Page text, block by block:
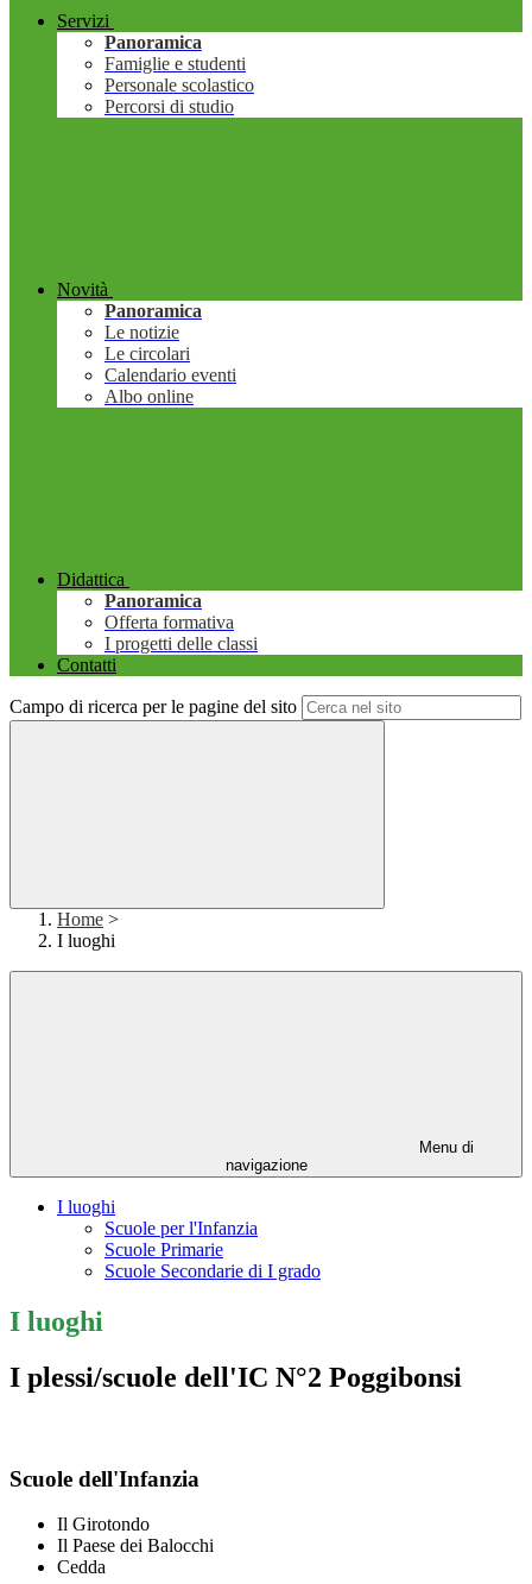
Servizi
Panoramica
Famiglie e studenti
Personale scolastico
Percorsi di studio
Novità
Panoramica
Le notizie
Le circolari
Calendario eventi
Albo online
Didattica
Panoramica
Offerta formativa
I progetti delle classi
Contatti
Campo di ricerca per le pagine del sito
Home >
I luoghi
Menu di
navigazione
I luoghi
Scuole per l'Infanzia
Scuole Primarie
Scuole Secondarie di I grado
I luoghi
I plessi/scuole dell'IC N°2 Poggibonsi
Scuole dell'Infanzia
Il Girotondo
Il Paese dei Balocchi
Cedda